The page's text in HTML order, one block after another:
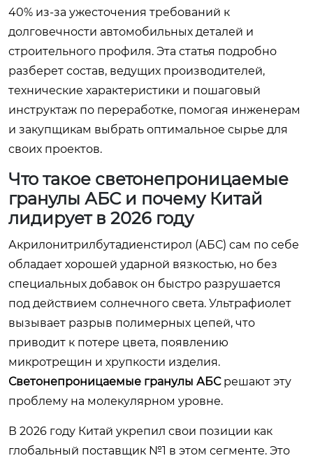
40% из-за ужесточения требований к
долговечности автомобильных деталей и
строительного профиля. Эта статья подробно
разберет состав, ведущих производителей,
технические характеристики и пошаговый
инструктаж по переработке, помогая инженерам
и закупщикам выбрать оптимальное сырье для
своих проектов.
Что такое светонепроницаемые
гранулы АБС и почему Китай
лидирует в 2026 году
Акрилонитрилбутадиенстирол (АБС) сам по себе
обладает хорошей ударной вязкостью, но без
специальных добавок он быстро разрушается
под действием солнечного света. Ультрафиолет
вызывает разрыв полимерных цепей, что
приводит к потере цвета, появлению
микротрещин и хрупкости изделия.
Светонепроницаемые гранулы АБСрешают эту
проблему на молекулярном уровне.
В 2026 году Китай укрепил свои позиции как
глобальный поставщик №1 в этом сегменте. Это